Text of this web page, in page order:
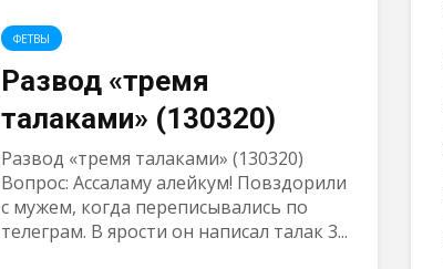
ФЕТВЫ
Развод «тремя
талаками» (130320)
Развод «тремя талаками» (130320)
Вопрос: Ассаламу алейкум! Повздорили
с мужем, когда переписывались по
телеграм. В ярости он написал талак 3...